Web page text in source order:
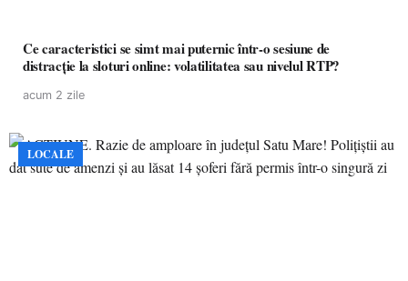
Ce caracteristici se simt mai puternic într-o sesiune de
distracție la sloturi online: volatilitatea sau nivelul RTP?
acum 2 zile
LOCALE